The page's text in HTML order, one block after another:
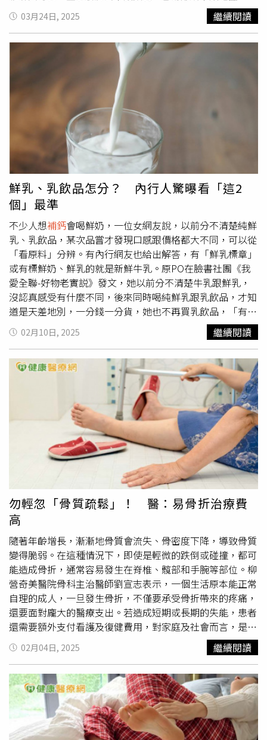
酸，於小腸的位置促進脂肪的消化吸收。過多而未被回收的
膽酸會形成次級膽酸，在腸道和壞菌產生作用，會形成致癌
的去氧膽酸，破壞大腸黏膜，而鈣就可以和膽酸結合成不可
吸收的鈣鹽，從糞便中排掉。補充鈣最好的來源是牛奶，但
台灣人多數有乳糖不耐症，因此多補充優格等乳製品，可以
避開乳糖不耐症引起的腹瀉、腹脹等問題。醫籲過「這歲
數」就應進行篩檢 2觀念護腸道健康范泉山說，酒精不見
得會致癌，但卻會加速人體新陳代謝，並產生有害的代謝產
物，而且無論酒精攝取多寡都一樣，這也是近年來飲食建議
多勸大家用「不喝酒」取代「少喝酒」的原因。而紅肉和燒
烤等食物更是會促進人體製造過多的膽酸，有致癌危險。他
透露，我們看到許多罹患大腸癌的藝人名人，多和燒烤、菸
酒脫不了關係。在對民眾的衛生教育中，范泉山最常引用
「垃圾桶理論」。我們的大直腸是身體末端，就像是人體的
垃圾桶。有的垃圾桶出產的品質不好，很快就容易損壞，就
是先天遺傳的大腸癌體質。而再好的垃圾桶用了50年以上，
總是會出問題，這就是為什麼他總是要患者年過50歲要進行
大腸直腸癌篩檢的原因。要維持人體垃圾桶長久使用，重點
是「你丟了什麼垃圾？」和「有沒有常刷洗垃圾桶？」如果
總是丟會黏垃圾桶的垃圾，垃圾桶很快就沾滿髒污，如果都
是乾爽易倒除的垃圾，或經常用纖維去清洗垃圾桶，垃圾桶
當然可長保乾淨。（內容授權提供／常春月刊）【延伸閱
讀】沒家族史、飲食清淡仍罹癌！ 55歲女因「這項異常」
揪出腸癌公費大腸癌篩檢對象擴大！新春佳節也要「3多、3
少、3去」顧腸道
https://www.healthnews.com.tw/readnews.php?
多了會增加腎結石的風險。營養師高敏敏23日在臉書粉絲專
頁發文，表示「鈣吃太多會得腎結石」是群眾常見的迷思，
事實上想預防腎結石，反而必須每天攝取足夠的鈣質，才能
夠與腸道中的草酸結合，減少草酸進入血液，從而降低腎結
石風險。高敏敏建議，民眾可選擇攝取牛奶、小魚乾、鈣
片、起司等鈣質來源，確保每天鈣攝取量能達到1000毫克
以上。另一方面，高敏敏也提醒，民眾應該減少動物蛋白的
攝取，並且食用適量的植物蛋白。因為過量的動物性蛋白
（如紅肉、內臟）會增加尿液中的鈣和尿酸，讓腎結石風險
上升，她建議民眾多吃植物性蛋白，如黑豆、鷹嘴豆、黃
豆、毛豆等，這些食材不僅能提供充分的蛋白質，還富含膳
食纖維，有助於維護腎臟健康。此外，想預防腎結石的形
成，每天喝夠足量的水才是關鍵。高敏敏指出，民眾每天至
少要喝2到2.5公升的飲用水，能夠幫助尿液稀釋，降低草酸
鈣結晶形成的機會。此外，由於檸檬水含有檸檬酸，同樣可
以幫助防止腎結石生成，也是很好的選擇高敏敏還提醒，外
食、加工食品常含有高鈉、添加物，容易增加腎臟負擔。而
自己在家烹調，能掌控用鹽量，配合選擇新鮮食材，進而降
低結石風險！若想預防腎結石，飲食方面又要怎麼注意呢？
高敏敏指出，濃茶、咖啡、可樂等飲品中含有較多草酸，草
酸會與鈣結合，從而形成草酸結晶，容易沉積在腎臟內，增
加結石風險。如果是愛喝咖啡或茶的人，建議適量飲用，並
確保每天鈣質攝取足夠，才能減少草酸的影響。此外，維生
素C過量時（每日超過1000毫克）會在體內轉化為草酸，增
加腎結石風險。因此民眾可以適量攝取水果中的維他命C，
但避免直接服用高劑量維他命C補充品，特別是已經有腎結
石病史的人，更是要特別注意。高鈉、重鹹的飲食，或是有
添加物的加工食品，同樣要避免。高敏敏表示，過多的鹽分
會增加尿鈣排泄，讓腎結石風險上升，因此在日常進食時，
少喝濃湯、少用醬料，就能減少鈉攝取，有助於維持鈣質平
衡，減少腎結石機率；而加工食品（如香腸、培根、泡麵
等）的鈉含量高，還可能含有磷酸鹽等添加物，很容易影響
腎臟健康，導致鈣質流失。因此日常中多選擇新鮮、天然的
食物，才能真正保護腎臟。
03月24日, 2025 繼續閱讀
鮮乳、乳飲品怎分？ 內行人驚曝看「這2
個」最準
不少人想補鈣會喝鮮奶，一位女網友說，以前分不清楚純鮮
乳、乳飲品，某次品嘗才發現口感跟價格都大不同，可以從
「看原料」分辨。有內行網友也給出解答，有「鮮乳標章」
或有標鮮奶、鮮乳的就是新鮮牛乳。原PO在臉書社團《我
愛全聯-好物老實説》發文，她以前分不清楚牛乳跟鮮乳，
沒認真感受有什麼不同，後來同時喝純鮮乳跟乳飲品，才知
道是天差地別，一分錢一分貨，她也不再買乳飲品，「有的
是老招牌，有的是新興農場，我自己會想支持消費新品
牌。」原PO表示，她分辨方式為看原料，100%生乳就是鮮
乳，標水、乳粉是乳飲品，希望大家能從此不踩雷。此文一
出，不少網友紛紛留言「調和乳有他的存在市場，泡咖啡，
調飲料，做點心很適合，也不傷荷包」、「喝的出來其實，
鮮奶跟牛奶還是有差」、「不用自己創造名詞，品名是「鮮
乳」或「乳飲品」就可以分辨。」、「應該是看國產鮮乳標
章吧」、「不是真的牛奶，旁邊會寫乳飲品，而且上面沒有
乳牛貼紙，有乳牛貼紙的才一定是真的牛乳哦」、「小農出
品的不一定會有，看成分最準」。也有人解釋，「網路上早
有不少解釋乳飲品的影片了，隨便挖都有不少，像營養師、
食品業者都有出來講，鮮乳跟牛乳都各有支持者，沒必要這
樣貶低非鮮乳，乳糖不耐患者也有喜歡的非鮮乳產品，一竿
子打翻不好」。
02月10日, 2025 繼續閱讀
勿輕忽「骨質疏鬆」！ 醫：易骨折治療費
高
隨著年齡增長，漸漸地骨質會流失、骨密度下降，導致骨質
變得脆弱。在這種情況下，即使是輕微的跌倒或碰撞，都可
能造成骨折，通常容易發生在脊椎、髖部和手腕等部位。柳
營奇美醫院骨科主治醫師劉宣志表示，一個生活原本能正常
自理的成人，一旦發生骨折，不僅要承受骨折帶來的疼痛，
還要面對龐大的醫療支出。若造成短期或長期的失能，患者
還需要額外支付看護及復健費用，對家庭及社會而言，是沉
重的經濟負擔和勞動力損失。對此劉醫師強調，及早進行篩
檢與治療，能有效預防骨折的發生，進而避免上述種種負
擔。骨密度檢測只需10分鐘 醫提醒「這2族群」必做！以
髖部骨折為例，劉宣志醫師指出，台灣平均每年約有2萬例
髖部骨折發生。根據健保署分析資料，每位患者在發生髖部
骨折的一年內，醫療相關支出約為15萬元新台幣，第二年及
第三年各需約10萬元。即便投入如此高昂的成本，仍有10
02月04日, 2025 繼續閱讀